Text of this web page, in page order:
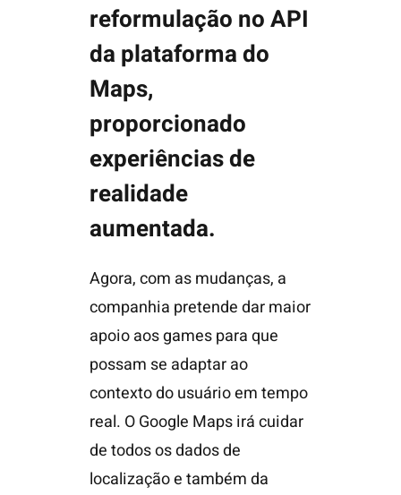
reformulação no API
da plataforma do
Maps,
proporcionado
experiências de
realidade
aumentada.
Agora, com as mudanças, a
companhia pretende dar maior
apoio aos games para que
possam se adaptar ao
contexto do usuário em tempo
real. O Google Maps irá cuidar
de todos os dados de
localização e também da